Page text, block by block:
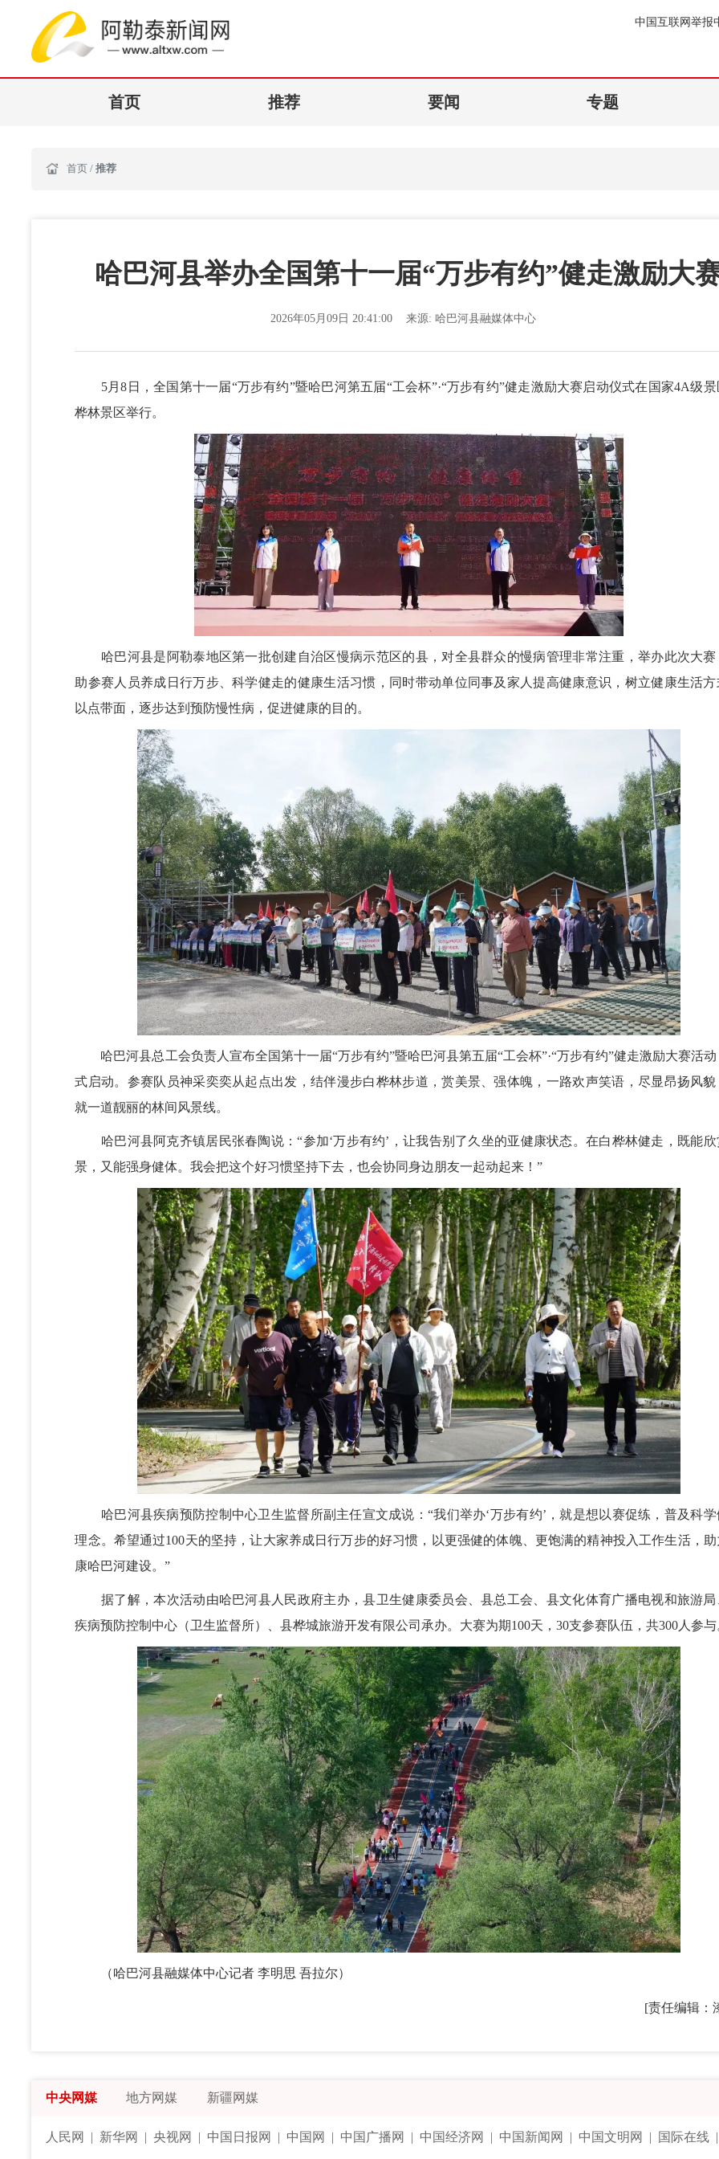
中国互联网举报
首页 推荐 要闻 专题
首页 / 推荐
哈巴河县举办全国第十一届“万步有约”健走激励大
2026年05月09日 20:41:00 来源:哈巴河县融媒体中心
5月8日，全国第十一届“万步有约”暨哈巴河第五届“工会杯”·“万步有约”健走激励大赛启动仪式在国家4A级景
桦林景区举行。
哈巴河县是阿勒泰地区第一批创建自治区慢病示范区的县，对全县群众的慢病管理非常注重，举办此次大赛
助参赛人员养成日行万步、科学健走的健康生活习惯，同时带动单位同事及家人提高健康意识，树立健康生活方
以点带面，逐步达到预防慢性病，促进健康的目的。
哈巴河县总工会负责人宣布全国第十一届“万步有约”暨哈巴河县第五届“工会杯”·“万步有约”健走激励大赛活动
式启动。参赛队员神采奕奕从起点出发，结伴漫步白桦林步道，赏美景、强体魄，一路欢声笑语，尽显昂扬风貌
就一道靓丽的林间风景线。
哈巴河县阿克齐镇居民张春陶说：“参加‘万步有约’，让我告别了久坐的亚健康状态。在白桦林健走，既能欣
景，又能强身健体。我会把这个好习惯坚持下去，也会协同身边朋友一起动起来！”
哈巴河县疾病预防控制中心卫生监督所副主任宣文成说：“我们举办‘万步有约’，就是想以赛促练，普及科学
理念。希望通过100天的坚持，让大家养成日行万步的好习惯，以更强健的体魄、更饱满的精神投入工作生活，助
康哈巴河建设。”
据了解，本次活动由哈巴河县人民政府主办，县卫生健康委员会、县总工会、县文化体育广播电视和旅游局
疾病预防控制中心（卫生监督所）、县桦城旅游开发有限公司承办。大赛为期100天，30支参赛队伍，共300人参与
（哈巴河县融媒体中心记者 李明思 吾拉尔）
[责任编辑：
中央网媒 地方网媒 新疆网媒
人民网 新华网 |央视网 中国日报网 中国网 中国广播网 中国经济网 中国新闻网 中国文明网 国际在线